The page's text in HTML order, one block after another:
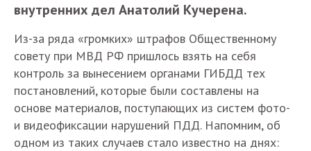
внутренних дел Анатолий Кучерена.
Из-за ряда «громких» штрафов Общественному
совету при МВД РФ пришлось взять на себя
контроль за вынесением органами ГИБДД тех
постановлений, которые были составлены на
основе материалов, поступающих из систем фото-
и видеофиксации нарушений ПДД. Напомним, об
одном из таких случаев стало известно на днях: